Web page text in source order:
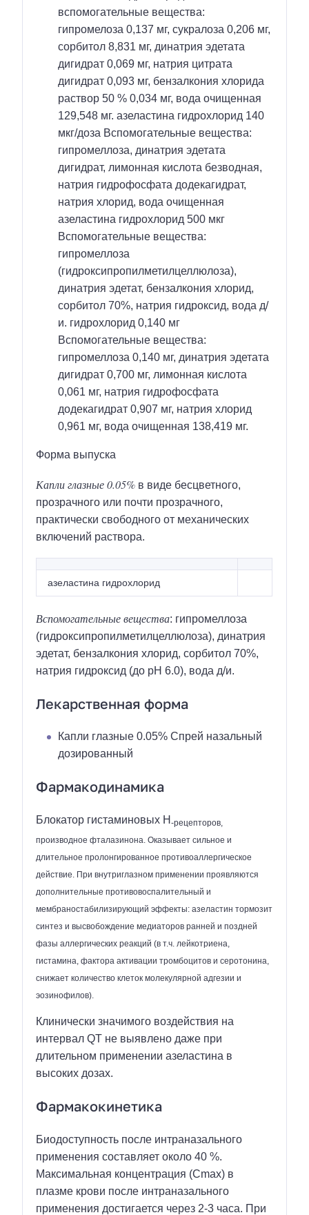
вспомогательные вещества:
гипромелоза 0,137 мг, сукралоза 0,206 мг,
сорбитол 8,831 мг, динатрия эдетата
дигидрат 0,069 мг, натрия цитрата
дигидрат 0,093 мг, бензалкония хлорида
раствор 50 % 0,034 мг, вода очищенная
129,548 мг. азеластина гидрохлорид 140
мкг/доза Вспомогательные вещества:
гипромеллоза, динатрия эдетата
дигидрат, лимонная кислота безводная,
натрия гидрофосфата додекагидрат,
натрия хлорид, вода очищенная
азеластина гидрохлорид 500 мкг
Вспомогательные вещества:
гипромеллоза
(гидроксипропилметилцеллюлоза),
динатрия эдетат, бензалкония хлорид,
сорбитол 70%, натрия гидроксид, вода д/
и. гидрохлорид 0,140 мг
Вспомогательные вещества:
гипромеллоза 0,140 мг, динатрия эдетата
дигидрат 0,700 мг, лимонная кислота
0,061 мг, натрия гидрофосфата
додекагидрат 0,907 мг, натрия хлорид
0,961 мг, вода очищенная 138,419 мг.
Форма выпуска
Капли глазные 0.05% в виде бесцветного,
прозрачного или почти прозрачного,
практически свободного от механических
включений раствора.
азеластина гидрохлорид
Вспомогательные вещества: гипромеллоза
(гидроксипропилметилцеллюлоза), динатрия
эдетат, бензалкония хлорид, сорбитол 70%,
натрия гидроксид (до рН 6.0), вода д/и.
Лекарственная форма
Капли глазные 0.05% Спрей назальный
дозированный
Фармакодинамика
Блокатор гистаминовых H -рецепторов,
производное фталазинона. Оказывает сильное и
длительное пролонгированное противоаллергическое
действие. При внутриглазном применении проявляются
дополнительные противовоспалительный и
мембраностабилизирующий эффекты: азеластин тормозит
синтез и высвобождение медиаторов ранней и поздней
фазы аллергических реакций (в т.ч. лейкотриена,
гистамина, фактора активации тромбоцитов и серотонина,
снижает количество клеток молекулярной адгезии и
эозинофилов).
Клинически значимого воздействия на
интервал QT не выявлено даже при
длительном применении азеластина в
высоких дозах.
Фармакокинетика
Биодоступность после интраназального
применения cоставляет около 40 %.
Максимальная концентрация (Cmax) в
плазме крови после интраназального
применения достигается через 2-3 часа. При